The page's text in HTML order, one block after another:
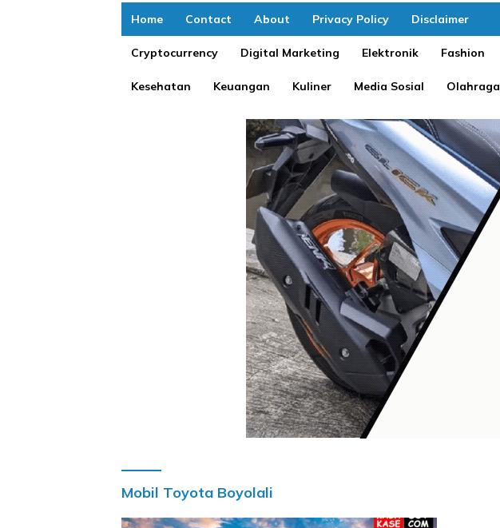
Home Contact About Privacy Policy Disclaimer
Cryptocurrency Digital Marketing Elektronik Fashion
Kesehatan Keuangan Kuliner Media Sosial Olahraga
Mobil Toyota Boyolali